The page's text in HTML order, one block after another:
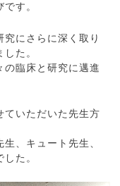
す。
にさらに深く取り
た。
の臨床と研究に邁進
ていただいた先生方
、キュート先生、
た。